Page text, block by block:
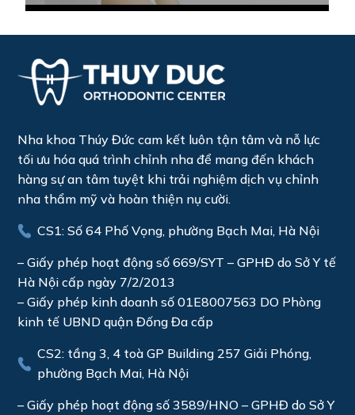
Nha khoa Thúy Đức cam kết luôn tận tâm và nỗ lực
tối ưu hóa quá trình chỉnh nha để mang đến khách
hàng sự an tâm tuyệt khi trải nghiệm dịch vụ chỉnh
nha thẩm mỹ và hoàn thiện nụ cười.
CS1: Số 64 Phố Vọng, phường Bạch Mai, Hà Nội
– Giấy phép hoạt động số 669/SYT – GPHĐ do Sở Y tế
Hà Nội cấp ngày 7/2/2013
– Giấy phép kinh doanh số 01E8007563 DO Phòng
kinh tế UBND quận Đống Đa cấp
CS2: tầng 3, 4 toà GP Building 257 Giải Phóng,
phường Bạch Mai, Hà Nội
– Giấy phép hoạt động số 3589/HNO – GPHĐ do Sở Y